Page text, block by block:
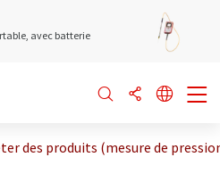
avec batterie
des produits (mesure de